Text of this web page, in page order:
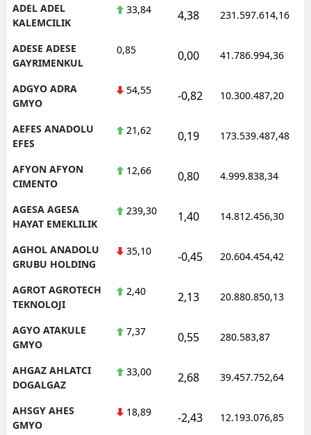
ADEL ADEL
KALEMCILIK
33,84 4,38 231.597.614,16
ADESE ADESE
GAYRIMENKUL
0,85 0,00 41.786.994,36
ADGYO ADRA
GMYO
54,55 -0,82 10.300.487,20
AEFES ANADOLU
EFES
21,62 0,19 173.539.487,48
AFYON AFYON
CIMENTO
12,66 0,80 4.999.838,34
AGESA AGESA
HAYAT EMEKLILIK
239,30 1,40 14.812.456,30
AGHOL ANADOLU
GRUBU HOLDING
35,10 -0,45 20.604.454,42
AGROT AGROTECH
TEKNOLOJI
2,40 2,13 20.880.850,13
AGYO ATAKULE
GMYO
7,37 0,55 280.583,87
AHGAZ AHLATCI
DOGALGAZ
33,00 2,68 39.457.752,64
AHSGY AHES
GMYO
18,89 -2,43 12.193.076,85